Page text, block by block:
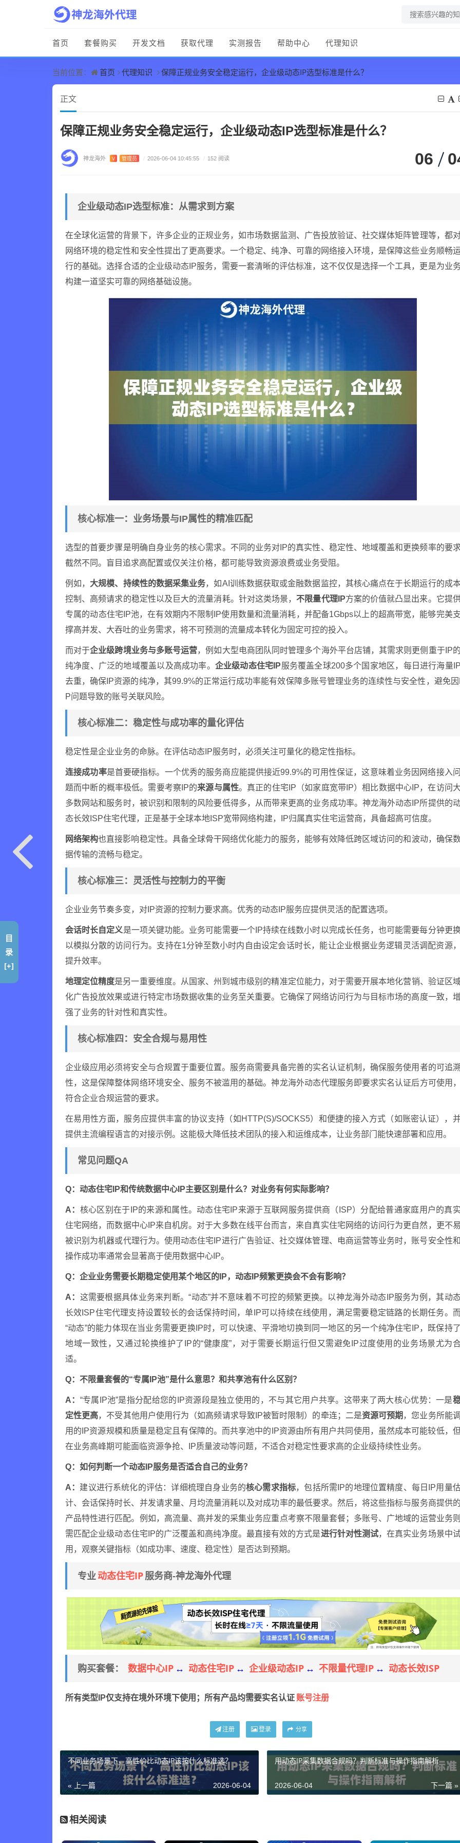
首页 套餐购买 开发文档 获取代理 实测报告 帮助中心 代理知识
当前位置： 首页 代理知识 保障正规业务安全稳定运行，企业级动态IP选型标准是什么？
正文
保障正规业务安全稳定运行，企业级动态IP选型标准是什么？
神龙海外 V 管理员 / 2026-06-04 10:45:55 / 152 阅读 06
企业级动态IP选型标准：从需求到方案
在全球化运营的背景下，许多企业的正规业务，如市场数据监测、广告投放验证、社交媒体矩阵管理等，都
网络环境的稳定性和安全性提出了更高要求。一个稳定、纯净、可靠的网络接入环境，是保障这些业务顺畅
行的基础。选择合适的企业级动态IP服务，需要一套清晰的评估标准，这不仅仅是选择一个工具，更是为业务
构建一道坚实可靠的网络基础设施。
核心标准一：业务场景与IP属性的精准匹配
选型的首要步骤是明确自身业务的核心需求。不同的业务对IP的真实性、稳定性、地域覆盖和更换频率的要求
截然不同。盲目追求高配置或仅关注价格，都可能导致资源浪费或业务受阻。
例如， 大规模、持续性的数据采集业务，如AI训练数据获取或金融数据监控，其核心痛点在于长期运行的成
控制、高频请求的稳定性以及巨大的流量消耗。针对这类场景，不限量代理IP方案的价值就凸显出来。它提
专属的动态住宅IP池，在有效期内不限制IP使用数量和流量消耗，并配备1Gbps以上的超高带宽，能够完美支
撑高并发、大吞吐的业务需求，将不可预测的流量成本转化为固定可控的投入。
而对于企业级跨境业务与多账号运营，例如大型电商团队同时管理多个海外平台店铺，其需求则更侧重于IP的
纯净度、广泛的地域覆盖以及高成功率。 企业级动态住宅IP服务覆盖全球200多个国家地区，每日进行海量IP
去重，确保IP资源的纯净，其99.9%的正常运行成功率能有效保障多账号管理业务的连续性与安全性，避免因I
P问题导致的账号关联风险。
核心标准二：稳定性与成功率的量化评估
稳定性是企业业务的命脉。在评估动态IP服务时，必须关注可量化的稳定性指标。
连接成功率是首要硬指标。一个优秀的服务商应能提供接近99.9%的可用性保证，这意味着业务因网络接入问
题而中断的概率极低。需要考察IP的来源与属性。真正的住宅IP（如家庭宽带IP）相比数据中心IP，在访问大
多数网站和服务时，被识别和限制的风险要低得多，从而带来更高的业务成功率。神龙海外动态IP所提供的动
态长效ISP住宅代理，正是基于全球本地ISP宽带网络构建，IP归属真实住宅运营商，具备超高可信度。
网络架构也直接影响稳定性。具备全球骨干网络优化能力的服务，能够有效降低跨区域访问的和波动，确保
据传输的流畅与稳定。
核心标准三：灵活性与控制力的平衡
企业业务节奏多变，对IP资源的控制力要求高。优秀的动态IP服务应提供灵活的配置选项。
会话时长自定义是一项关键功能。业务可能需要一个IP持续在线数小时以完成长任务，也可能需要每分钟更
以模拟分散的访问行为。支持在1分钟至数小时内自由设定会话时长，能让企业根据业务逻辑灵活调配资源，
提升效率。
地理定位精度是另一重要维度。从国家、州到城市级别的精准定位能力，对于需要开展本地化营销、验证区
化广告投放效果或进行特定市场数据收集的业务至关重要。它确保了网络访问行为与目标市场的高度一致，增
强了业务的针对性和真实性。
核心标准四：安全合规与易用性
企业级应用必须将安全与合规置于重要位置。服务商需要具备完善的实名认证机制，确保服务使用者的可追溯
性，这是保障整体网络环境安全、服务不被滥用的基础。神龙海外动态代理服务即要求实名认证后方可使用，
符合企业合规运营的要求。
在易用性方面，服务应提供丰富的协议支持（如HTTP(S)/SOCKS5）和便捷的接入方式（如账密认证），
提供主流编程语言的对接示例。这能极大降低技术团队的接入和运维成本，让业务部门能快速部署和应用。
常见问题QA
Q：动态住宅IP和传统数据中心IP主要区别是什么？对业务有何实际影响？
A： 核心区别在于IP的来源和属性。动态住宅IP来源于互联网服务提供商（ISP）分配给普通家庭用户的真实
住宅网络，而数据中心IP来自机房。对于大多数在线平台而言，来自真实住宅网络的访问行为更自然，更不易
被识别为机器或代理行为。使用动态住宅IP进行广告验证、社交媒体管理、电商运营等业务时，账号安全性和
操作成功率通常会显著高于使用数据中心IP。
Q：企业业务需要长期稳定使用某个地区的IP，动态IP频繁更换会不会有影响？
A： 这需要根据具体业务来判断。“动态”并不意味着不可控的频繁更换。以神龙海外动态IP服务为例，其动
长效ISP住宅代理支持设置较长的会话保持时间，单IP可以持续在线使用，满足需要稳定链路的长期任务。而
“动态”的能力体现在当业务需要更换IP时，可以快速、平滑地切换到同一地区的另一个纯净住宅IP，既保持了
地域一致性，又通过轮换维护了IP的“健康度”，对于需要长期运行但又需避免IP过度使用的业务场景尤为
适。
Q：不限量套餐的“专属IP池”是什么意思？和共享池有什么区别？
A： “专属IP池”是指分配给您的IP资源段是独立使用的，不与其它用户共享。这带来了两大核心优势：一是
定性更高，不受其他用户使用行为（如高频请求导致IP被暂时限制）的牵连；二是资源可预期 ，您业务所能调
用的IP资源规模和质量是稳定且有保障的。而共享池中的IP资源由所有用户共同使用，虽然成本可能较低，但
在业务高峰期可能面临资源争抢、IP质量波动等问题，不适合对稳定性要求高的企业级持续性业务。
Q：如何判断一个动态IP服务是否适合自己的业务？
A： 建议进行系统化的评估：详细梳理自身业务的核心需求指标，包括所需IP的地理位置精度、每日IP用量
计、会话保持时长、并发请求量、月均流量消耗以及对成功率的最低要求。然后，将这些指标与服务商提供的
产品特性进行匹配。例如，高流量、高并发的采集业务应重点考察不限量套餐；多账号、广地域的运营业务则
需匹配企业级动态住宅IP的广泛覆盖和高纯净度。最直接有效的方式是进行针对性测试，在真实业务场景中
用，观察关键指标（如成功率、速度、稳定性）是否达到预期。
专业 动态住宅IP 服务商-神龙海外代理
购买套餐： 数据中心IP ↔ 动态住宅IP ↔ 企业级动态IP ↔ 不限量代理IP ↔ 动态长效ISP
所有类型IP仅支持在境外环境下使用；所有产品均需要实名认证 账号注册
注册 登录 分享
不同业务场景下，高性价比动态IP该按什么标准选？
« 上一篇 2026-06-04
用动态IP采集数据合规吗？判断标准与操作指南解析
下一篇 »
2026-06-04
相关阅读
目
录
[+]